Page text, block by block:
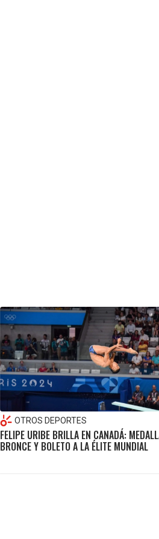
OTROS DEPORTES
FELIPE URIBE BRILLA EN CANADÁ:
BRONCE Y BOLETO A LA ÉLITE MUNDIAL